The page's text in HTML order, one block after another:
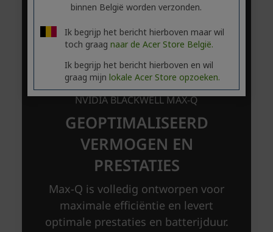
binnen België worden verzonden.
Ik begrijp het bericht hierboven maar wil
toch graag naar de Acer Store België.
Ik begrijp het bericht hierboven en wil
graag mijn lokale Acer Store opzoeken.